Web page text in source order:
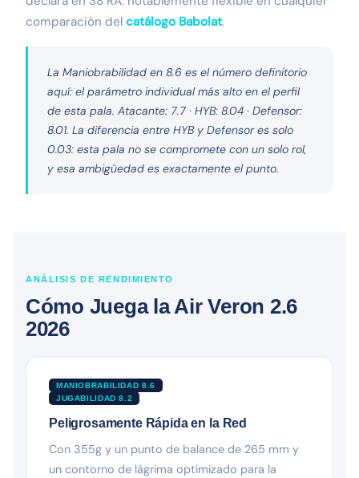
comparación del catálogo Babolat.
La Maniobrabilidad en 8.6 es el número definitorio
aquí: el parámetro individual más alto en el perfil
de esta pala. Atacante: 7.7 · HYB: 8.04 · Defensor:
8.01. La diferencia entre HYB y Defensor es solo
0.03: esta pala no se compromete con un solo rol,
y esa ambigüedad es exactamente el punto.
ANÁLISIS DE RENDIMIENTO
Cómo Juega la Air Veron 2.6
2026
MANIOBRABILIDAD 8.6
JUGABILIDAD 8.2
Peligrosamente Rápida en la Red
Con 355g y un punto de balance de 265 mm y
un contorno de lágrima optimizado para la